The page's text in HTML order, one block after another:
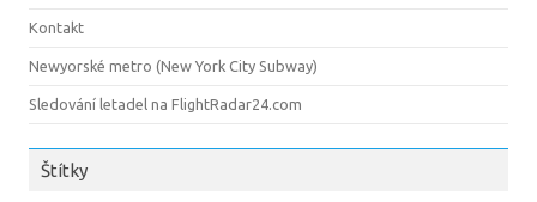
Kontakt
Newyorské metro (New York City Subway)
Sledování letadel na FlightRadar24.com
Štítky